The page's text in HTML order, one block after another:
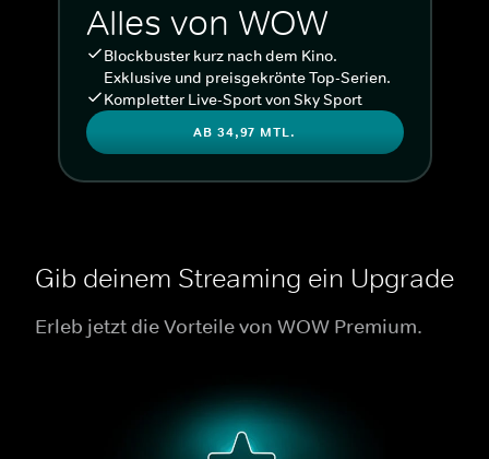
Alles von WOW
Blockbuster kurz nach dem Kino.
Exklusive und preisgekrönte Top-Serien.
Kompletter Live-Sport von Sky Sport
AB 34,97 MTL.
Gib deinem Streaming ein Upgrade
Erleb jetzt die Vorteile von WOW Premium.